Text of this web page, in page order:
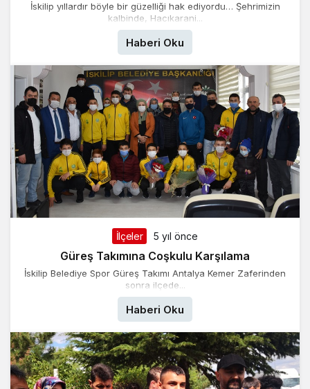
İskilip yıllardır böyle bir güzelliği hak ediyordu… Şehrimizin
kalbinde, Hacıkarani...
Haberi Oku
İlçeler 5 yıl önce
Güreş Takımına Coşkulu Karşılama
İskilip Belediye Spor Güreş Takımı Antalya Kemer Zaferinden
sonra ilçede...
Haberi Oku